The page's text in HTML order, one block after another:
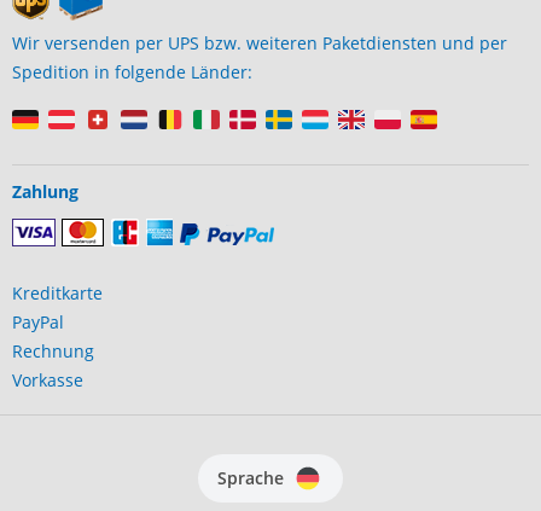
Wir versenden per UPS bzw. weiteren Paketdiensten und per
Spedition in folgende Länder:
Zahlung
Kreditkarte
PayPal
Rechnung
Vorkasse
Sprache